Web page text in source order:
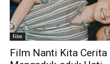
Film
Film Nanti Kita Cerita